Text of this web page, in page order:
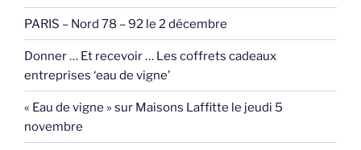
PARIS – Nord 78 – 92 le 2 décembre
Donner … Et recevoir … Les coffrets cadeaux
entreprises ‘eau de vigne’
« Eau de vigne » sur Maisons Laffitte le jeudi 5
novembre